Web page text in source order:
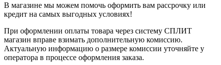
В магазине мы можем помочь оформить вам рассрочку или
кредит на самых выгодных условиях!
При оформлении оплаты товара через систему СПЛИТ
магазин вправе взимать дополнительную комиссию.
Актуальную информацию о размере комиссии уточняйте у
оператора в процессе оформления заказа.